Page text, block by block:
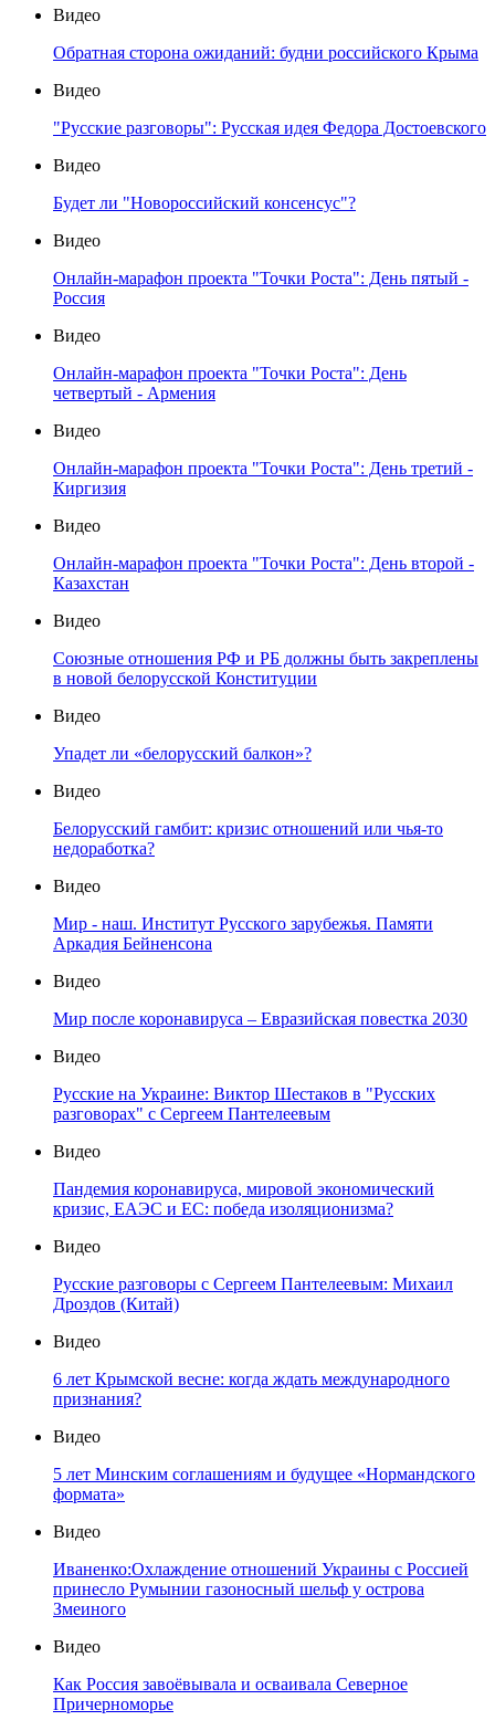
Видео
Обратная сторона ожиданий: будни российского Крыма
Видео
"Русские разговоры": Русская идея Федора Достоевского
Видео
Будет ли "Новороссийский консенсус"?
Видео
Онлайн-марафон проекта "Точки Роста": День пятый -
Россия
Видео
Онлайн-марафон проекта "Точки Роста": День
четвертый - Армения
Видео
Онлайн-марафон проекта "Точки Роста": День третий -
Киргизия
Видео
Онлайн-марафон проекта "Точки Роста": День второй -
Казахстан
Видео
Союзные отношения РФ и РБ должны быть закреплены
в новой белорусской Конституции
Видео
Упадет ли «белорусский балкон»?
Видео
Белорусский гамбит: кризис отношений или чья-то
недоработка?
Видео
Мир - наш. Институт Русского зарубежья. Памяти
Аркадия Бейненсона
Видео
Мир после коронавируса – Евразийская повестка 2030
Видео
Русские на Украине: Виктор Шестаков в "Русских
разговорах" с Сергеем Пантелеевым
Видео
Пандемия коронавируса, мировой экономический
кризис, ЕАЭС и ЕС: победа изоляционизма?
Видео
Русские разговоры с Сергеем Пантелеевым: Михаил
Дроздов (Китай)
Видео
6 лет Крымской весне: когда ждать международного
признания?
Видео
5 лет Минским соглашениям и будущее «Нормандского
формата»
Видео
Иваненко:Охлаждение отношений Украины с Россией
принесло Румынии газоносный шельф у острова
Змеиного
Видео
Как Россия завоёвывала и осваивала Северное
Причерноморье